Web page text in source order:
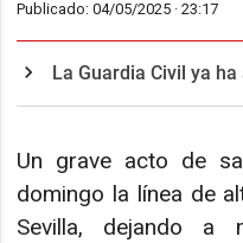
Publicado: 04/05/2025 ·23:17
La Guardia Civil ya
Un grave acto de
domingo la línea de
Sevilla, dejando a